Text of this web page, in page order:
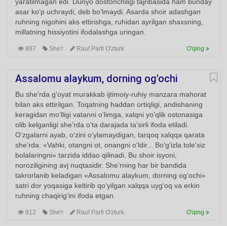
asar ko‘p uchraydi, deb bo‘lmaydi. Asarda shoir adashgan
ruhning nigohini aks ettirishga, ruhidan ayrilgan shaxsning,
millatning hissiyotini ifodalashga uringan.
887 She'r Rauf Parfi O'zturk O'qing
Assalomu alaykum, dorning og'ochi
Bu she'rda g'oyat murakkab ijtimoiy-ruhiy manzara mahorat
bilan aks ettirilgan. Toqatning haddan ortiqligi, andishaning
keragidan mo‘lligi vatanni o‘limga, xalqni yo'qlik ostonasiga
olib kelganligi she’rda o‘ta darajada ta’sirli ifoda etiladi.
O‘zgalarni ayab, o‘zini o‘ylamaydigan, tarqoq xalqqa qarata
she’rda: «Vahki, otangni ot, onangni o‘ldir... Bo‘g‘izla tole'siz
bolalaringni» tarzida iddao qilinadi. Bu shoir isyoni,
noroziligining avj nuqtasidir. She’rning har bir bandida
takrorlanib keladigan «Assalomu alaykum, dorning og‘ochi»
satri dor yoqasiga keltirib qo‘yilgan xalqqa uyg‘oq va erkin
ruhning chaqirig‘ini ifoda etgan.
812 She'r Rauf Parfi O'zturk O'qing